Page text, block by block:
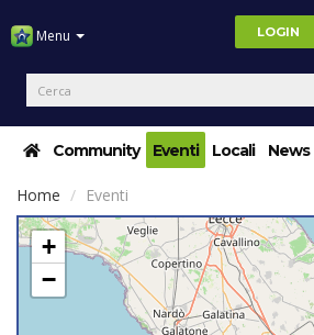
Menu LOGIN
Community Eventi Locali News
Home Eventi
+
−